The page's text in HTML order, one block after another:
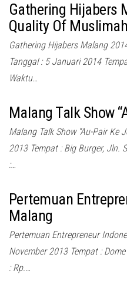
Gathering Hijabers
Quality Of Muslimah
Gathering Hijabers Malang
Tanggal : 5 Januari 2014
Waktu…
Malang Talk Show
Malang Talk Show “Au-Pair Ke
2013 Tempat : Big Burger, Jln.
:…
Pertemuan
Malang
Pertemuan Entrepreneur
November 2013 Tempat :
: Rp.…